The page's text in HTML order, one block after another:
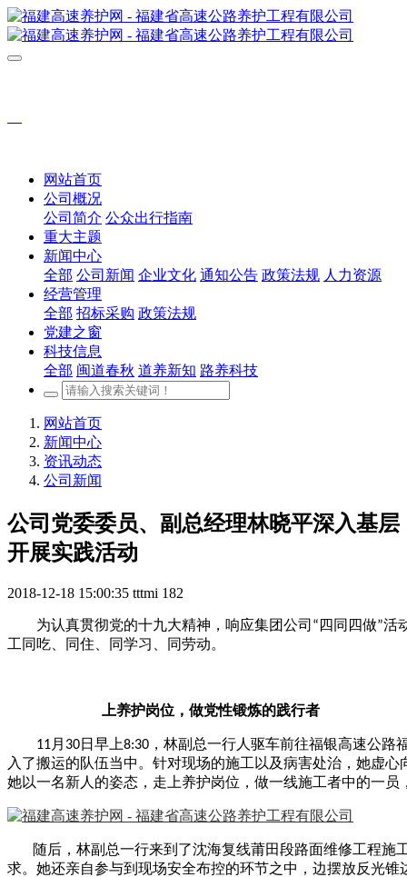
网站首页
公司概况
公司简介 公众出行指南
重大主题
新闻中心
全部 公司新闻 企业文化 通知公告 政策法规 人力资源
经营管理
全部 招标采购 政策法规
党建之窗
科技信息
全部 闽道春秋 道养新知 路养科技
网站首页
新闻中心
资讯动态
公司新闻
公司党委委员、副总经理林晓平深入基层
开展实践活动
2018-12-18 15:00:35 tttmi 182
为认真贯彻党的十九大精神，响应集团公司 “ 四同四做”活
工同吃、同住、同学习、同劳动。
上养护岗位，做党性锻炼的践行者
11月 30日早上8:30 ，林副总一行人驱车前往福银高速公
入了搬运的队伍当中。针对现场的施工以及病害处治，她虚
她以一名新人的姿态，走上养护岗位，做一线施工者中的一
随后，林副总一行来到了沈海复线莆田段路面维修工程
求。她还亲自参与到现场安全布控的环节之中，边摆放反光锥